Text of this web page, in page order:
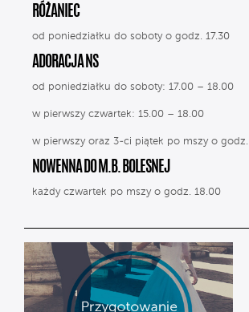
RÓŻANIEC
od poniedziałku do soboty o godz. 17.30
ADORACJA NS
od poniedziałku do soboty: 17.00 – 18.00
w pierwszy czwartek: 15.00 – 18.00
w pierwszy oraz 3-ci piątek po mszy o
NOWENNA DO M.B. BOLESNEJ
każdy czwartek po mszy o godz. 18.00